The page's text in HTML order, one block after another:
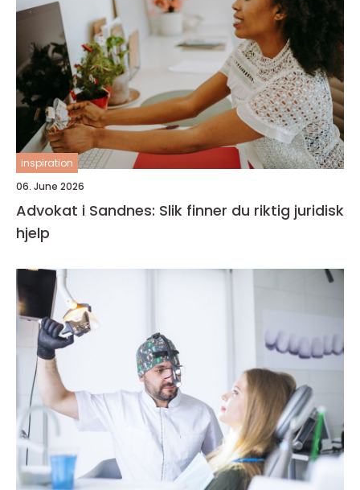
inspiration
06. June 2026
Advokat i Sandnes: Slik finner du riktig juridisk
hjelp